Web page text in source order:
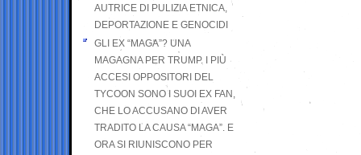
AUTRICE DI PULIZIA ETNICA,
DEPORTAZIONE E GENOCIDI
GLI EX “MAGA”? UNA
MAGAGNA PER TRUMP. I PIÙ
ACCESI OPPOSITORI DEL
TYCOON SONO I SUOI EX FAN,
CHE LO ACCUSANO DI AVER
TRADITO LA CAUSA “MAGA”. E
ORA SI RIUNISCONO PER